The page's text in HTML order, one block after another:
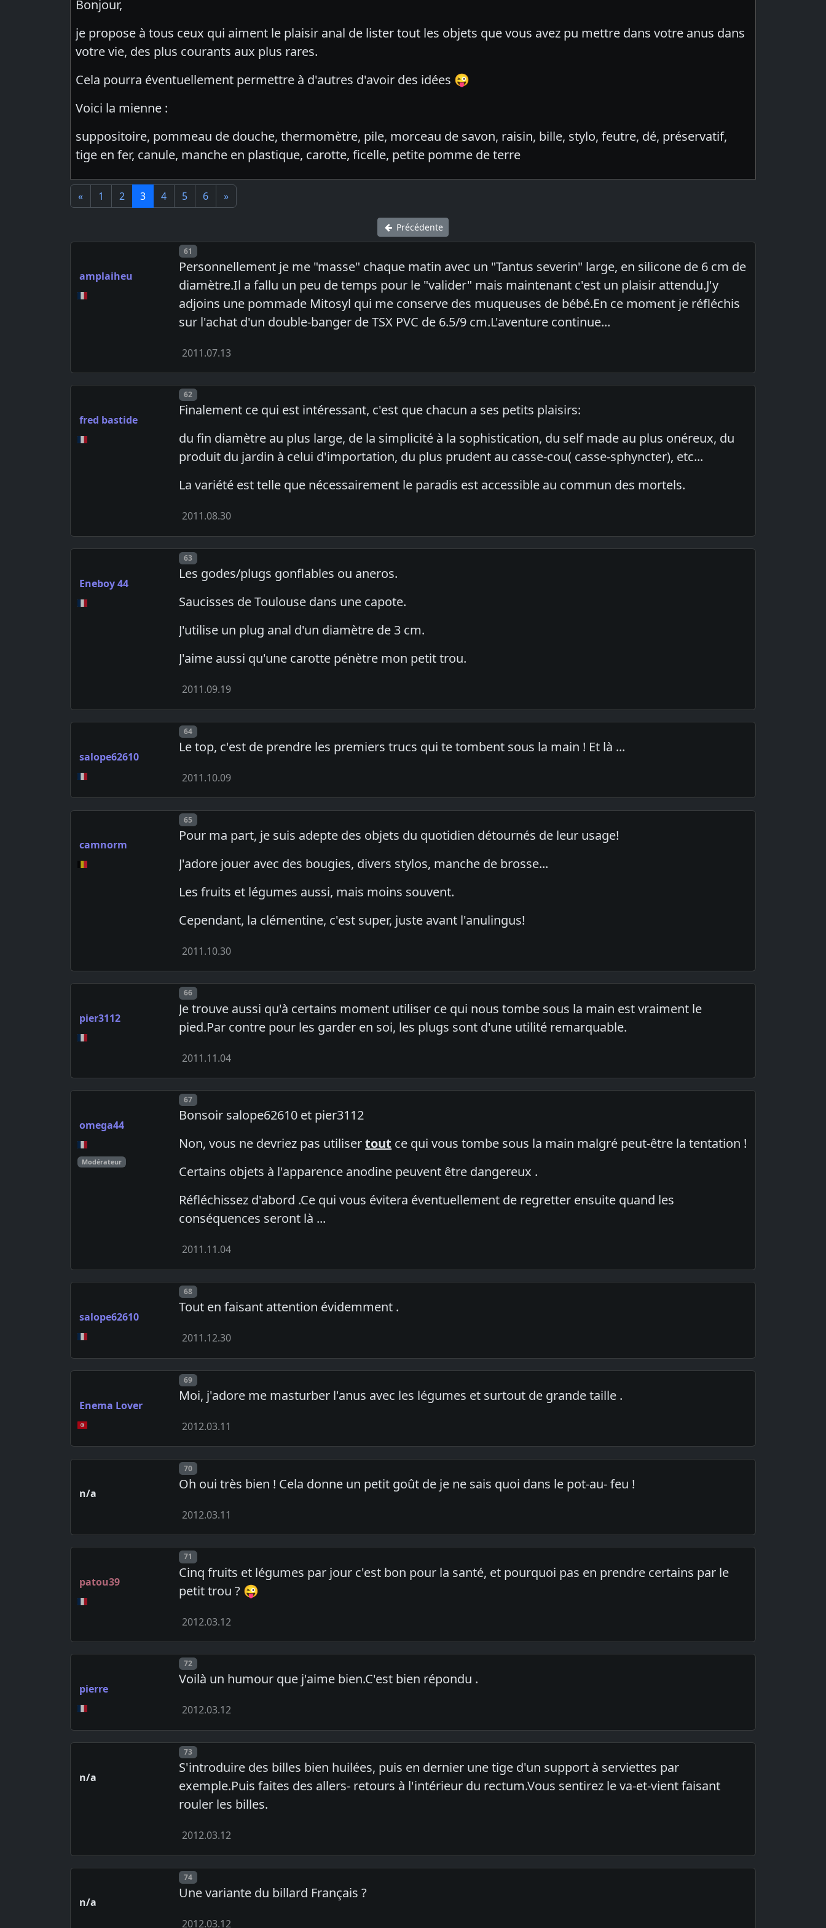
Bonjour,
je propose à tous ceux qui aiment le plaisir anal de lister tout les objets que vous avez pu mettre dans votre anus dans
votre vie, des plus courants aux plus rares.
Cela pourra éventuellement permettre à d'autres d'avoir des idées 😜
Voici la mienne :
suppositoire, pommeau de douche, thermomètre, pile, morceau de savon, raisin, bille, stylo, feutre, dé, préservatif,
tige en fer, canule, manche en plastique, carotte, ficelle, petite pomme de terre
« 1 2 3 4 5 6 »
Précédente
amplaiheu
Post number
61
Personnellement je me "masse" chaque matin avec un "Tantus severin" large, en silicone de 6 cm de
diamètre.Il a fallu un peu de temps pour le "valider" mais maintenant c'est un plaisir attendu.J'y
adjoins une pommade Mitosyl qui me conserve des muqueuses de bébé.En ce moment je réfléchis
sur l'achat d'un double-banger de TSX PVC de 6.5/9 cm.L'aventure continue...
2011.07.13
fred bastide
Post number
62
Finalement ce qui est intéressant, c'est que chacun a ses petits plaisirs:
du fin diamètre au plus large, de la simplicité à la sophistication, du self made au plus onéreux, du
produit du jardin à celui d'importation, du plus prudent au casse-cou( casse-sphyncter), etc...
La variété est telle que nécessairement le paradis est accessible au commun des mortels.
2011.08.30
Eneboy 44
Post number
63
Les godes/plugs gonflables ou aneros.
Saucisses de Toulouse dans une capote.
J'utilise un plug anal d'un diamètre de 3 cm.
J'aime aussi qu'une carotte pénètre mon petit trou.
2011.09.19
salope62610
Post number
64
Le top, c'est de prendre les premiers trucs qui te tombent sous la main ! Et là ...
2011.10.09
camnorm
Post number
65
Pour ma part, je suis adepte des objets du quotidien détournés de leur usage!
J'adore jouer avec des bougies, divers stylos, manche de brosse...
Les fruits et légumes aussi, mais moins souvent.
Cependant, la clémentine, c'est super, juste avant l'anulingus!
2011.10.30
pier3112
Post number
66
Je trouve aussi qu'à certains moment utiliser ce qui nous tombe sous la main est vraiment le
pied.Par contre pour les garder en soi, les plugs sont d'une utilité remarquable.
2011.11.04
omega44
Modérateur
Post number
67
Bonsoir salope62610 et pier3112
Non, vous ne devriez pas utilisertout ce qui vous tombe sous la main malgré peut-être la tentation !
Certains objets à l'apparence anodine peuvent être dangereux .
Réfléchissez d'abord .Ce qui vous évitera éventuellement de regretter ensuite quand les
conséquences seront là ...
2011.11.04
salope62610
Post number
68
Tout en faisant attention évidemment .
2011.12.30
Enema Lover
Post number
69
Moi, j'adore me masturber l'anus avec les légumes et surtout de grande taille .
2012.03.11
n/a
Post number
70
Oh oui très bien ! Cela donne un petit goût de je ne sais quoi dans le pot-au- feu !
2012.03.11
patou39
Post number
71
Cinq fruits et légumes par jour c'est bon pour la santé, et pourquoi pas en prendre certains par le
petit trou ? 😜
2012.03.12
pierre
Post number
72
Voilà un humour que j'aime bien.C'est bien répondu .
2012.03.12
n/a
Post number
73
S'introduire des billes bien huilées, puis en dernier une tige d'un support à serviettes par
exemple.Puis faites des allers- retours à l'intérieur du rectum.Vous sentirez le va-et-vient faisant
rouler les billes.
2012.03.12
n/a
Post number
74
Une variante du billard Français ?
2012.03.12